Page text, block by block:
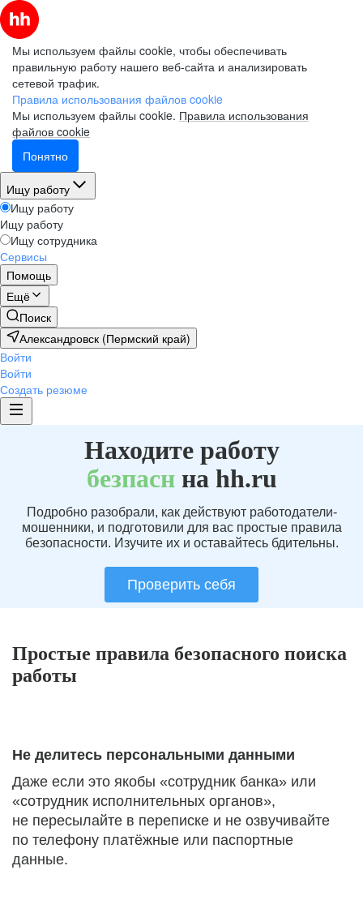
Мы используем файлы cookie, чтобы обеспечивать
правильную работу нашего веб-сайта и анализировать
сетевой трафик.
Правила использования файлов cookie
Мы используем файлы cookie. Правила использования
файлов cookie
Понятно
Ищу работу
Ищу работу
Ищу работу
Ищу сотрудника
Сервисы
Помощь
Ещё
Поиск
Александровск (Пермский край)
Войти
Войти
Создать резюме
Находите работу
безпаснна hh.ru
Подробно разобрали, как действуют работодатели-
мошенники, и подготовили для вас простые правила
безопасности. Изучите их и оставайтесь бдительны.
Проверить себя
Простые правила безопасного поиска
работы
Не делитесь персональными данными
Даже если это якобы «сотрудник банка» или
«сотрудник исполнительных органов»,
не пересылайте в переписке и не озвучивайте
по телефону платёжные или паспортные
данные.